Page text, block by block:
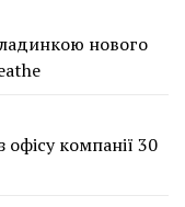
нового
офісу компанії 30